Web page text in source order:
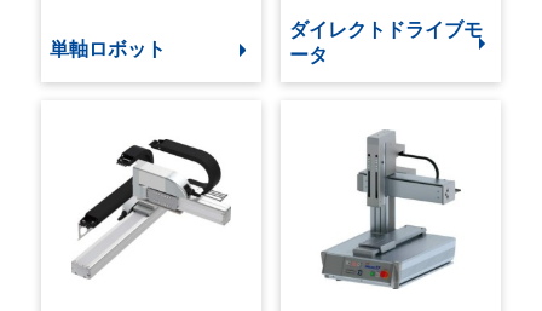
単軸ロボット
ダイレクトドライブモ
ータ